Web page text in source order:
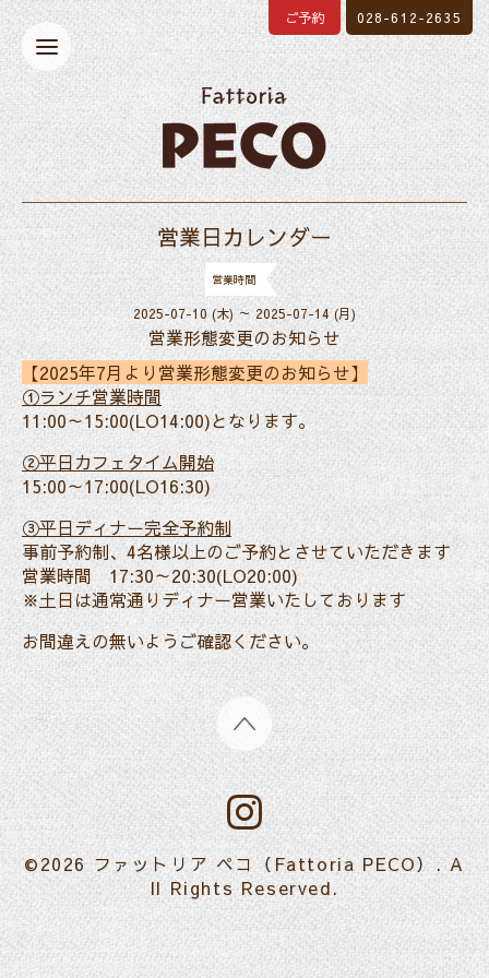
ご予約 028-612-2635
営業日カレンダー
営業時間
2025-07-10 (木) ～ 2025-07-14 (月)
営業形態変更のお知らせ
【2025年7月より営業形態変更のお知らせ】
①ランチ営業時間
11:00～15:00(LO14:00)となります。
②平日カフェタイム開始
15:00～17:00(LO16:30)
③平日ディナー完全予約制
事前予約制、4名様以上のご予約とさせていただきます
営業時間 17:30～20:30(LO20:00)
※土日は通常通りディナー営業いたしております
お間違えの無いようご確認ください。
©2026 ファットリア ペコ（Fattoria PECO）. A
ll Rights Reserved.